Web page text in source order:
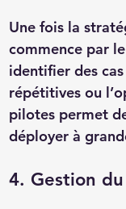
Une fois la
commence par
identifier des
répétitives ou
pilotes permet
déployer à
4. Gestion